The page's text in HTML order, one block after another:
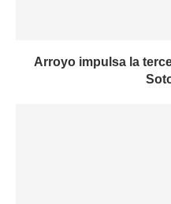
Arroyo impulsa la